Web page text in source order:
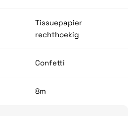
Tissuepapier
rechthoekig
Confetti
8m